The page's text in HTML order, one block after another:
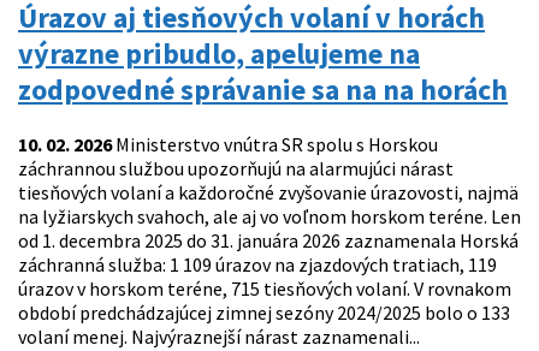
Úrazov aj tiesňových volaní v horách
výrazne pribudlo, apelujeme na
zodpovedné správanie sa na na horách
10. 02. 2026Ministerstvo vnútra SR spolu s Horskou
záchrannou službou upozorňujú na alarmujúci nárast
tiesňových volaní a každoročné zvyšovanie úrazovosti, najmä
na lyžiarskych svahoch, ale aj vo voľnom horskom teréne. Len
od 1. decembra 2025 do 31. januára 2026 zaznamenala Horská
záchranná služba: 1 109 úrazov na zjazdových tratiach, 119
úrazov v horskom teréne, 715 tiesňových volaní. V rovnakom
období predchádzajúcej zimnej sezóny 2024/2025 bolo o 133
volaní menej. Najvýraznejší nárast zaznamenali...